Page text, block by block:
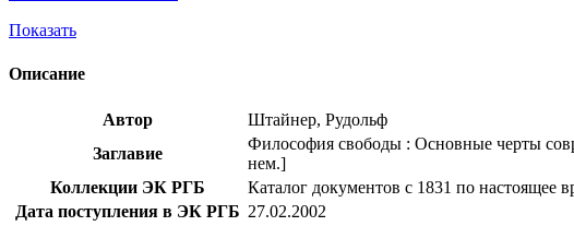
Показать
Описание
Автор
Штайнер, Рудольф
Заглавие
Философия свободы : Основные черты
нем.]
Коллекции ЭК РГБ
Каталог документов с 1831 по настоящее
Дата поступления в ЭК РГБ 27.02.2002